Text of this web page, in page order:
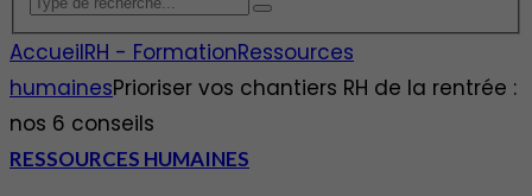
AccueilRH - FormationRessources
humainesPrioriser vos chantiers RH de la rentrée :
nos 6 conseils
RESSOURCES HUMAINES